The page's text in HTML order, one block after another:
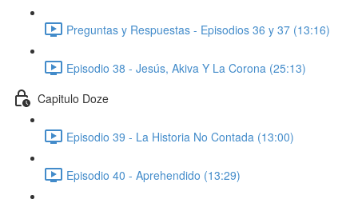
Preguntas y Respuestas - Episodios 36 y 37 (13:16)
Episodio 38 - Jesús, Akiva Y La Corona (25:13)
Capitulo Doze
Episodio 39 - La Historia No Contada (13:00)
Episodio 40 - Aprehendido (13:29)